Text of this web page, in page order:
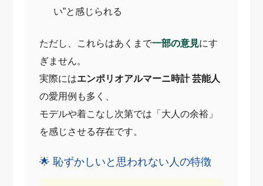
い”と感じられる
ただし、これらはあくまで一部の意見にす
ぎません。
実際にはエンポリオアルマーニ時計 芸能人
の愛用例も多く、
モデルや着こなし次第では「大人の余裕」
を感じさせる存在です。
🌟 恥ずかしいと思われない人の特徴